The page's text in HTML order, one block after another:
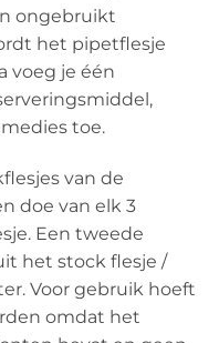
ongebruikt
het pipetflesje
voeg je één
toe.
van de
doe van elk 3
Een tweede
het stock flesje /
Voor gebruik hoeft
omdat het